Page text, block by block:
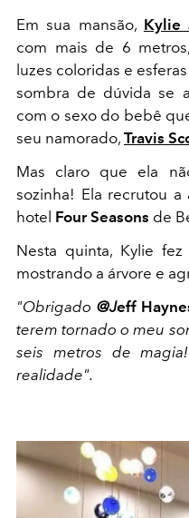
Em sua mansão, Kylie
com mais de 6
luzes coloridas e
sombra de dúvida se
com o sexo do bebê
seu namorado, Travis
Mas claro que ela
sozinha! Ela recrutou
hotel Four Seasons de
Nesta quinta, Kylie
mostrando a árvore e
"Obrigado @Jeff
terem tornado o meu
seis metros de
realidade".